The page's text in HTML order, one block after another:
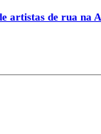
artistas de rua na